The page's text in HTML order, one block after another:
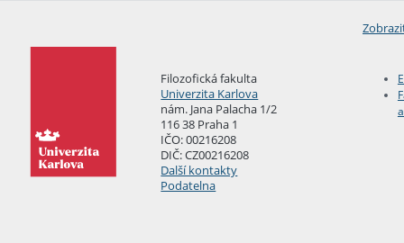
Filozofická fakulta
Univerzita Karlova
nám. Jana Palacha 1/2
116 38 Praha 1
IČO: 00216208
DIČ: CZ00216208
Další kontakty
Podatelna